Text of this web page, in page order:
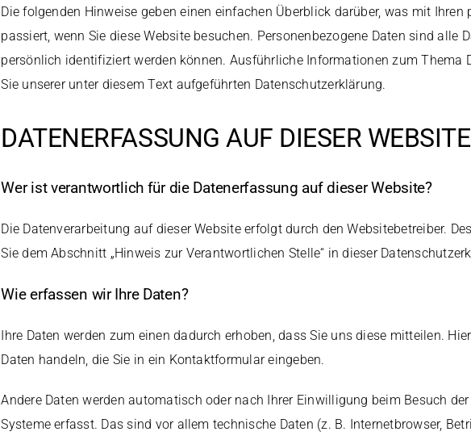
Die folgenden Hinweise geben einen einfachen Überblick darüber, was mit Ihren
passiert, wenn Sie diese Website besuchen. Personenbezogene Daten sind alle
persönlich identifiziert werden können. Ausführliche Informationen zum Thema
Sie unserer unter diesem Text aufgeführten Datenschutzerklärung.
DATENERFASSUNG AUF DIESER WEBSITE
Wer ist verantwortlich für die Datenerfassung auf dieser Website?
Die Datenverarbeitung auf dieser Website erfolgt durch den Websitebetreiber.
Sie dem Abschnitt „Hinweis zur Verantwortlichen Stelle“ in dieser
Wie erfassen wir Ihre Daten?
Ihre Daten werden zum einen dadurch erhoben, dass Sie uns diese mitteilen.
Daten handeln, die Sie in ein Kontaktformular eingeben.
Andere Daten werden automatisch oder nach Ihrer Einwilligung beim Besuch
Systeme erfasst. Das sind vor allem technische Daten (z. B. Internetbrowser,